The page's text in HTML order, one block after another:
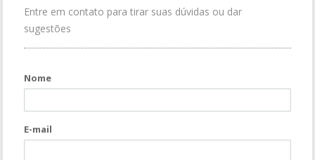
Entre em contato para tirar suas dúvidas ou dar
sugestões
Nome
E-mail